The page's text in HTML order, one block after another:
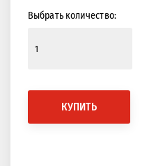
Выбрать количество:
КУПИТЬ